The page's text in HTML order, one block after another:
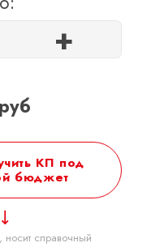
+
руб
КП под
бюджет
справочный